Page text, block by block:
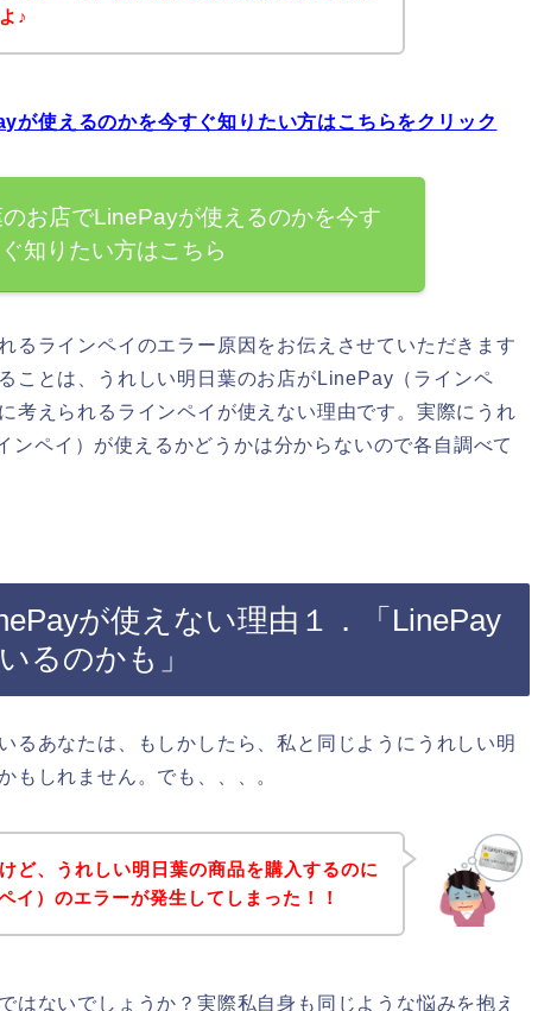
♪
が使えるのかを今すぐ知りたい方はこちらをクリック
お店でLinePayが使えるのかを今す
ぐ知りたい方はこちら
るラインペイのエラー原因をお伝えさせていただきます
ことは、うれしい明日葉のお店がLinePay（ラインペ
考えられるラインペイが使えない理由です。実際にうれ
ンペイ）が使えるかどうかは分からないので各自調べて
が使えない理由１．「LinePay
るのかも」
るあなたは、もしかしたら、私と同じようにうれしい明
もしれません。でも、、、。
ど、うれしい明日葉の商品を購入するのに
イ）のエラーが発生してしまった！！
はないでしょうか？実際私自身も同じような悩みを抱え